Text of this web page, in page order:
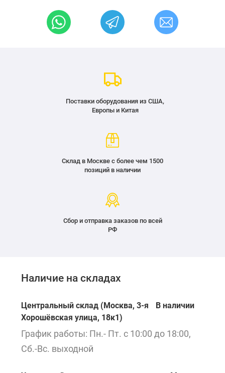
Поставки оборудования из США,
Европы и Китая
Склад в Москве с более чем 1500
позиций в наличии
Сбор и отправка заказов по всей
РФ
Наличие на складах
Центральный склад (Москва, 3-я
Хорошёвская улица, 18к1)
В наличии
График работы: Пн.- Пт. с 10:00 до 18:00,
Сб.-Вс. выходной